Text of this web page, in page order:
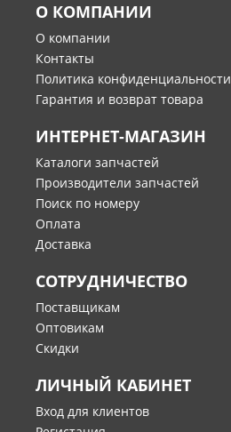
О КОМПАНИИ
О компании
Контакты
Политика конфиденциальности
Гарантия и возврат товара
ИНТЕРНЕТ-МАГАЗИН
Каталоги запчастей
Производители запчастей
Поиск по номеру
Оплата
Доставка
СОТРУДНИЧЕСТВО
Поставщикам
Оптовикам
Скидки
ЛИЧНЫЙ КАБИНЕТ
Вход для клиентов